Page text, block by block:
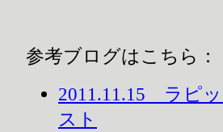
参考ブログはこちら：
2011.11.15 ラピ
スト